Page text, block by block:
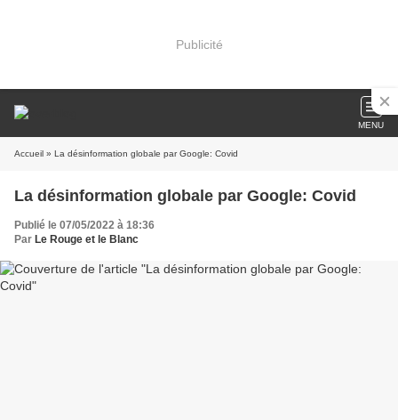
Publicité
MENU
Accueil » La désinformation globale par Google: Covid
La désinformation globale par Google: Covid
Publié le 07/05/2022 à 18:36
Par Le Rouge et le Blanc